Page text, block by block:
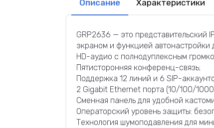
Описание Характеристики
GRP2636 — это
экраном и функцией автонастройки
HD-аудио с полнодуплексным
Пятисторонняя конференц-связь;
Поддержка 12 линий и 6 SIP-
2 Gigabit Ethernet порта (10/100/
Сменная панель для удобной
Операторский уровень защиты:
Технология шумоподавления для